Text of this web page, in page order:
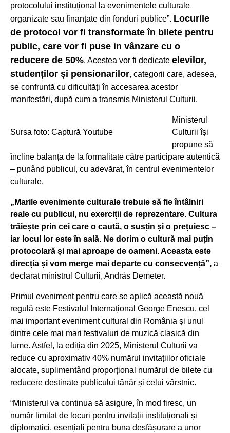
protocolului instituțional la evenimentele culturale
organizate sau finanțate din fonduri publice”. Locurile
de protocol vor fi transformate în bilete pentru
public, care vor fi puse in vânzare cu o
reducere de 50%. Acestea vor fi dedicate elevilor,
studenților și pensionarilor, categorii care, adesea,
se confruntă cu dificultăți în accesarea acestor
manifestări, după cum a transmis Ministerul Culturii.
Sursa foto: Captură Youtube
Ministerul
Culturii își
propune să
încline balanța de la formalitate către participare autentică
– punând publicul, cu adevărat, în centrul evenimentelor
culturale.
„Marile evenimente culturale trebuie să fie întâlniri
reale cu publicul, nu exerciții de reprezentare. Cultura
trăiește prin cei care o caută, o susțin și o prețuiesc –
iar locul lor este în sală. Ne dorim o cultură mai puțin
protocolară și mai aproape de oameni. Aceasta este
direcția și vom merge mai departe cu consecvență”, a
declarat ministrul Culturii, András Demeter.
Primul eveniment pentru care se aplică această nouă
regulă este Festivalul Internațional George Enescu, cel
mai important eveniment cultural din România și unul
dintre cele mai mari festivaluri de muzică clasică din
lume. Astfel, la ediția din 2025, Ministerul Culturii va
reduce cu aproximativ 40% numărul invitațiilor oficiale
alocate, suplimentând proporțional numărul de bilete cu
reducere destinate publicului tânăr și celui vârstnic.
“Ministerul va continua să asigure, în mod firesc, un
număr limitat de locuri pentru invitații instituționali și
diplomatici, esențiali pentru buna desfășurare a unor